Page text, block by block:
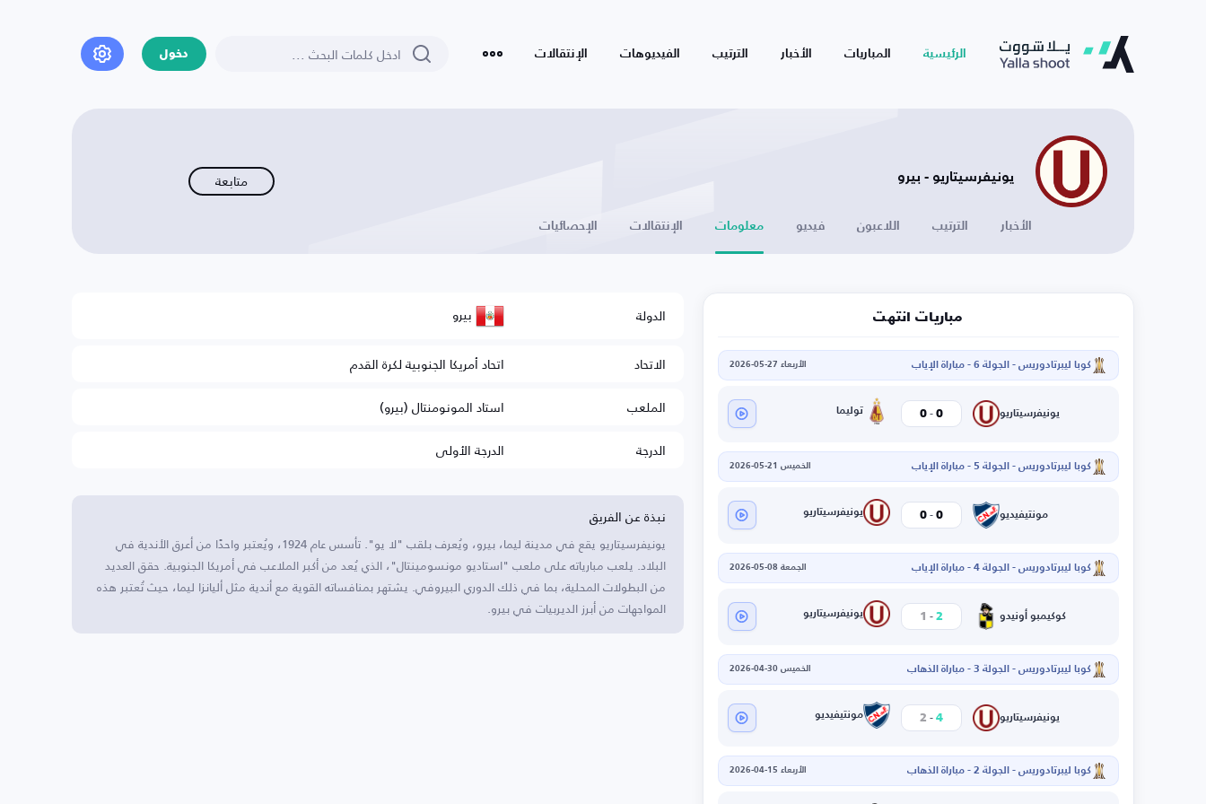
الرئيسية المباريات الأخبار الترتيب الفيديوهات الإنتقالات دخول
يونيفرسيتاريو - بيرو متابعة
الأخبار الترتيب اللاعبون فيديو معلومات الإنتقالات الإحصائيات
مباريات انتهت
كوبا ليبرتادوريس - الجولة 6 - مباراة الإياب الأربعاء 27-05-2026
يونيفرسيتاريو 0
-
0 توليما
كوبا ليبرتادوريس - الجولة 5 - مباراة الإياب الخميس 21-05-2026
مونتيفيديو 0
-
0 يونيفرسيتاريو
كوبا ليبرتادوريس - الجولة 4 - مباراة الإياب الجمعة 08-05-2026
كوكيمبو أونيدو 2
-
1 يونيفرسيتاريو
كوبا ليبرتادوريس - الجولة 3 - مباراة الذهاب الخميس 30-04-2026
يونيفرسيتاريو 4
-
2 مونتيفيديو
كوبا ليبرتادوريس - الجولة 2 - مباراة الذهاب الأربعاء 15-04-2026
الدولة بيرو
الاتحاد
اتحاد أمريكا الجنوبية لكرة القدم
الملعب
استاد المونومنتال (بيرو)
الدرجة
الدرجة الأولى
نبذة عن الفريق
يونيفرسيتاريو يقع في مدينة ليما، بيرو، ويُعرف بلقب "لا يو". تأسس عام 1924، ويُعتبر واحدًا من أعرق الأندية في
البلاد. يلعب مبارياته على ملعب "استاديو مونسومينتال"، الذي يُعد من أكبر الملاعب في أمريكا الجنوبية. حقق العديد
من البطولات المحلية، بما في ذلك الدوري البيروفي. يشتهر بمنافساته القوية مع أندية مثل أليانزا ليما، حيث تُعتبر هذه
المواجهات من أبرز الديربيات في بيرو.